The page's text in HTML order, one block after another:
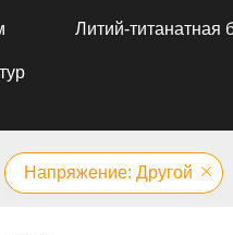
Литий-титанатная
Напряжение: Другой